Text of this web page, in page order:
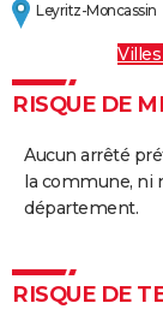
Leyritz-Moncassin
RISQUE DE
Aucun arrêté
la commune, ni
département.
RISQUE DE